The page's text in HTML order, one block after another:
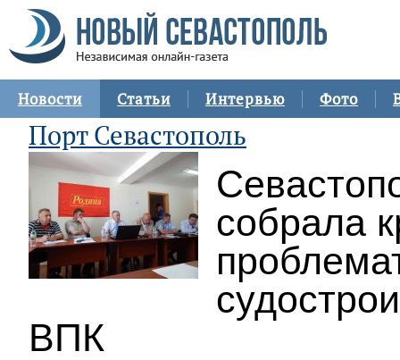
Новости Статьи Интервью Фото
Порт Севастополь
собрала
ВПК